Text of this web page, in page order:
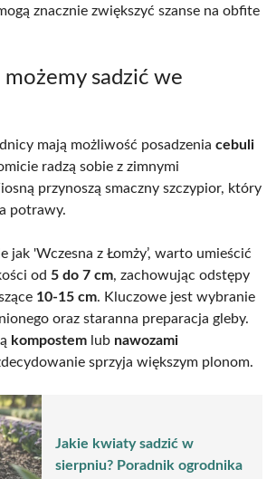
znacznie zwiększyć szanse na obfite
sadzić we
mają możliwość posadzenia cebuli
radzą sobie z zimnymi
przynoszą smaczny szczypior, który
potrawy.
jak 'Wczesna z Łomży’, warto umieścić
od 5 do 7 cm, zachowując odstępy
10-15 cm. Kluczowe jest wybranie
oraz staranna preparacja gleby.
kompostem lub nawozami
sprzyja większym plonom.
Jakie kwiaty sadzić w
sierpniu? Poradnik ogrodnika